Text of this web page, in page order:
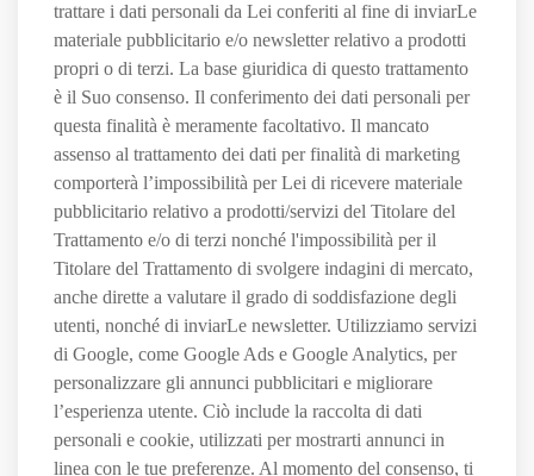
trattare i dati personali da Lei conferiti al fine di inviarLe
materiale pubblicitario e/o newsletter relativo a prodotti
propri o di terzi. La base giuridica di questo trattamento
è il Suo consenso. Il conferimento dei dati personali per
questa finalità è meramente facoltativo. Il mancato
assenso al trattamento dei dati per finalità di marketing
comporterà l’impossibilità per Lei di ricevere materiale
pubblicitario relativo a prodotti/servizi del Titolare del
Trattamento e/o di terzi nonché l'impossibilità per il
Titolare del Trattamento di svolgere indagini di mercato,
anche dirette a valutare il grado di soddisfazione degli
utenti, nonché di inviarLe newsletter. Utilizziamo servizi
di Google, come Google Ads e Google Analytics, per
personalizzare gli annunci pubblicitari e migliorare
l’esperienza utente. Ciò include la raccolta di dati
personali e cookie, utilizzati per mostrarti annunci in
linea con le tue preferenze. Al momento del consenso, ti